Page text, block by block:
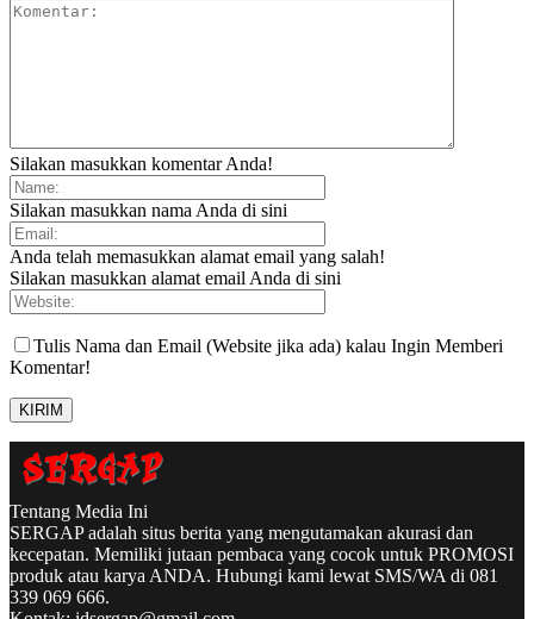
Silakan masukkan komentar Anda!
Silakan masukkan nama Anda di sini
Anda telah memasukkan alamat email yang salah!
Silakan masukkan alamat email Anda di sini
Tulis Nama dan Email (Website jika ada) kalau Ingin Memberi
Komentar!
Tentang Media Ini
SERGAP adalah situs berita yang mengutamakan akurasi dan
kecepatan. Memiliki jutaan pembaca yang cocok untuk PROMOSI
produk atau karya ANDA. Hubungi kami lewat SMS/WA di 081
339 069 666.